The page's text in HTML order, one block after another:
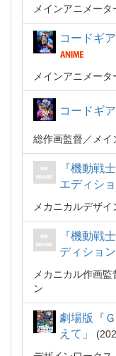
メインアニメータ
コードギ
メインアニメータ
コードギ
総作画監督 メ
『機動戦
エディシ
メカニカルデザイ
『機動戦
ディション
メカニカル作画監
ン
劇場版『
えて」